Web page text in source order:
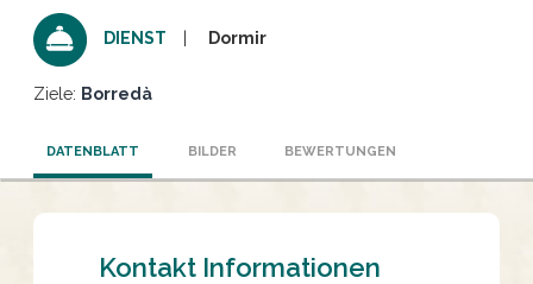
DIENST Dormir
Ziele: Borredà
DATENBLATT BILDER BEWERTUNGEN
Kontakt Informationen